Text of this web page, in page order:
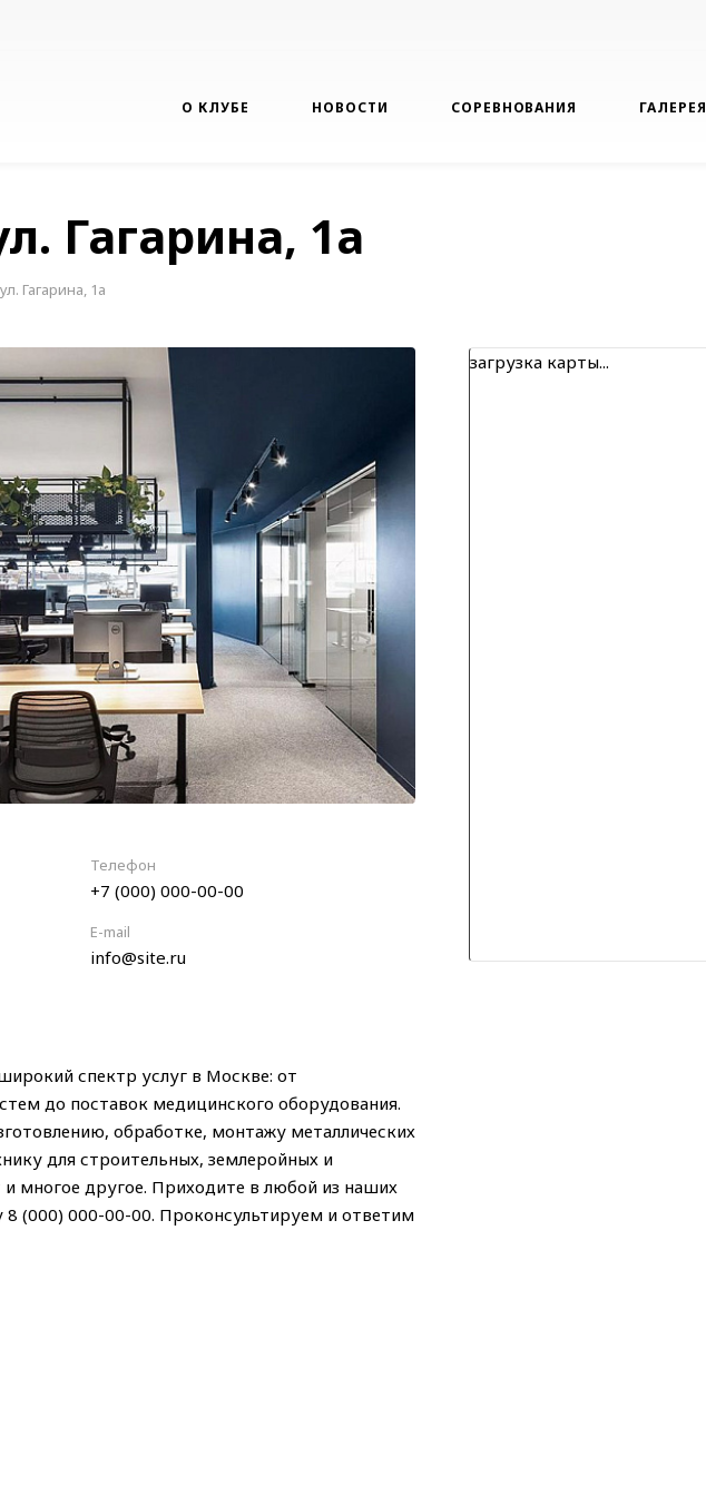
О КЛУБЕ НОВОСТИ СОРЕВНОВАНИЯ ГАЛЕРЕЯ
Гагарина, 1а
Гагарина, 1а
Телефон
+7 (000) 000-00-00
E-mail
info@site.ru
спектр услуг в Москве: от
до поставок медицинского оборудования.
обработке, монтажу металлических
для строительных, землеройных и
и многое другое. Приходите в любой из наших
8 (000) 000-00-00. Проконсультируем и ответим
загрузка карты...